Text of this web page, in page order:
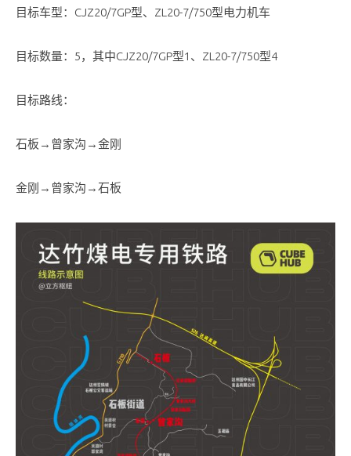
目标车型：CJZ20/7GP型、ZL20-7/750型电力机车
目标数量：5，其中CJZ20/7GP型1、ZL20-7/750型4
目标路线：
石板→曾家沟→金刚
金刚→曾家沟→石板